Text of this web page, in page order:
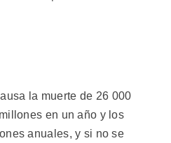
la muerte de 26 000
en un año y los
anuales, y si no se